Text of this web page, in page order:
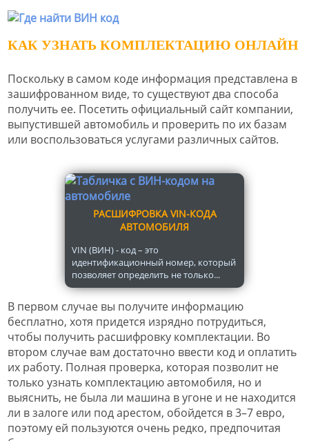
КАК УЗНАТЬ КОМПЛЕКТАЦИЮ ОНЛАЙН
Поскольку в самом коде информация представлена в
зашифрованном виде, то существуют два способа
получить ее. Посетить официальный сайт компании,
выпустившей автомобиль и проверить по их базам
или воспользоваться услугами различных сайтов.
РАСШИФРОВКА VIN-КОДА
АВТОМОБИЛЯ
VIN (ВИН) - код – это
идентификационный номер, который
позволяет определить не только...
В первом случае вы получите информацию
бесплатно, хотя придется изрядно потрудиться,
чтобы получить расшифровку комплектации. Во
втором случае вам достаточно ввести код и оплатить
их работу. Полная проверка, которая позволит не
только узнать комплектацию автомобиля, но и
выяснить, не была ли машина в угоне и не находится
ли в залоге или под арестом, обойдется в 3–7 евро,
поэтому ей пользуются очень редко, предпочитая